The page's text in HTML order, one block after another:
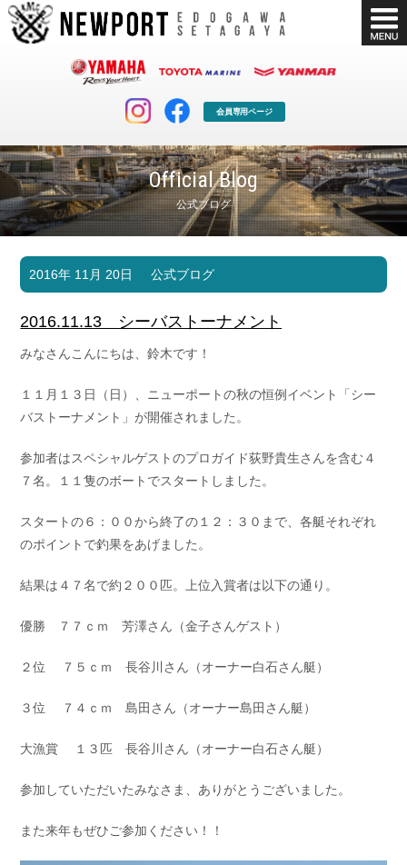
会員専用ページ
Official Blog
公式ブログ
マリンクラブ
マリンライフを堪能したい！
ボート販売
ボート免許
長年の実績と信頼！
シースタイル
Shop Info.
お問い合わせ
採用情報
2016年 11月 20日 公式ブログ
2016.11.13 シーバストーナメント
みなさんこんにちは、鈴木です！
１１月１３日（日）、ニューポートの秋の恒例イベント「シー
バストーナメント」が開催されました。
参加者はスペシャルゲストのプロガイド荻野貴生さんを含む４
７名。１１隻のボートでスタートしました。
スタートの６：００から終了の１２：３０まで、各艇それぞれ
のポイントで釣果をあげました。
結果は４７名で約２００匹。上位入賞者は以下の通り。
優勝 ７７ｃｍ 芳澤さん（金子さんゲスト）
２位 ７５ｃｍ 長谷川さん（オーナー白石さん艇）
３位 ７４ｃｍ 島田さん（オーナー島田さん艇）
大漁賞 １３匹 長谷川さん（オーナー白石さん艇）
参加していただいたみなさま、ありがとうございました。
また来年もぜひご参加ください！！